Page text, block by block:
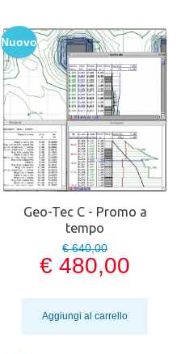
Nuovo
Geo-Tec C - Promo a
tempo
€ 640,00
€ 480,00
Aggiungi al carrello